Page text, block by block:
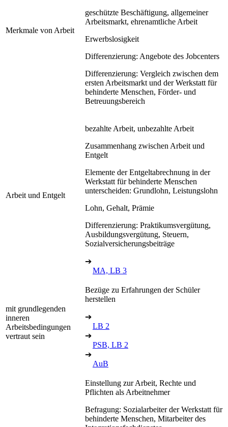
Merkmale von Arbeit
geschützte Beschäftigung, allgemeiner
Arbeitsmarkt, ehrenamtliche Arbeit
Erwerbslosigkeit
Differenzierung: Angebote des Jobcenters
Differenzierung: Vergleich zwischen dem
ersten Arbeitsmarkt und der Werkstatt für
behinderte Menschen, Förder- und
Betreuungsbereich
Arbeit und Entgelt
bezahlte Arbeit, unbezahlte Arbeit
Zusammenhang zwischen Arbeit und
Entgelt
Elemente der Entgeltabrechnung in der
Werkstatt für behinderte Menschen
unterscheiden: Grundlohn, Leistungslohn
Lohn, Gehalt, Prämie
Differenzierung: Praktikumsvergütung,
Ausbildungsvergütung, Steuern,
Sozialversicherungsbeiträge
➔
MA, LB 3
mit grundlegenden
inneren
Arbeitsbedingungen
vertraut sein
Bezüge zu Erfahrungen der Schüler
herstellen
➔
LB 2
➔
PSB, LB 2
➔
AuB
Einstellung zur Arbeit, Rechte und
Pflichten als Arbeitnehmer
Befragung: Sozialarbeiter der Werkstatt für
behinderte Menschen, Mitarbeiter des